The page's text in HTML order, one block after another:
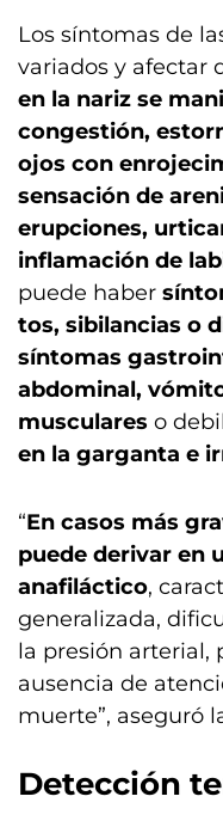
Los síntomas de
variados y afectar
en la nariz se
congestión,
ojos con
sensación de
erupciones,
inflamación de
puede haber
tos, sibilancias o
síntomas
abdominal,
musculares o
en la garganta e
“En casos más
puede derivar en
anafiláctico,
generalizada,
la presión arterial,
ausencia de
muerte”, aseguró
Detección